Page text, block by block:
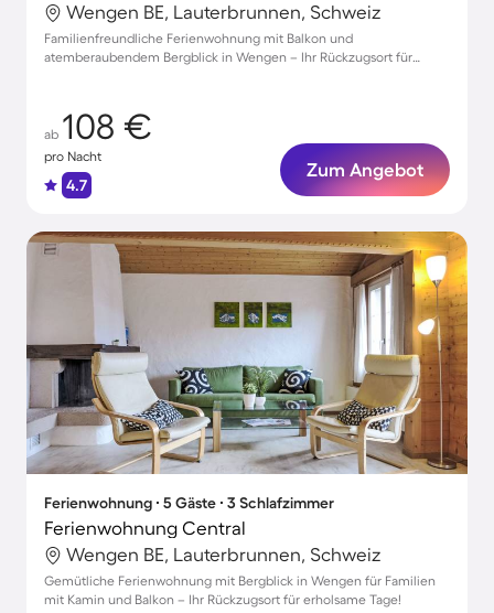
Wengen BE, Lauterbrunnen, Schweiz
Familienfreundliche Ferienwohnung mit Balkon und
atemberaubendem Bergblick in Wengen – Ihr Rückzugsort für
ab 108 €
pro Nacht
4.7
Zum Angebot
Ferienwohnung ∙ 5 Gäste ∙ 3 Schlafzimmer
Ferienwohnung Central
Wengen BE, Lauterbrunnen, Schweiz
Gemütliche Ferienwohnung mit Bergblick in Wengen für Familien
mit Kamin und Balkon – Ihr Rückzugsort für erholsame Tage!